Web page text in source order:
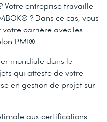
Votre entreprise travaille-
? Dans ce cas, vous
carrière avec les
PMI®.
mondiale dans le
qui atteste de votre
en gestion de projet sur
aux certifications